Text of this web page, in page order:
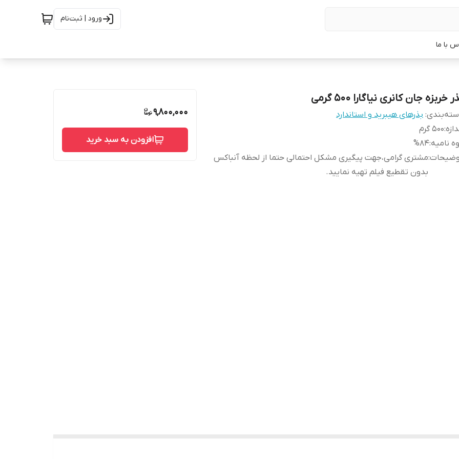
ورود | ثبت‌نام
با ما
خربزه جان کانری نیاگارا 500 گرمی
: بذرهای هیبرید و استاندارد
:500 گرم
نامیه:
%84
:مشتری گرامی،جهت پیگیری مشکل احتمالی حتما از لحظه آنباکس
بدون تقطیع فیلم تهیه نمایید.
9,800,000
افزودن به سبد خرید